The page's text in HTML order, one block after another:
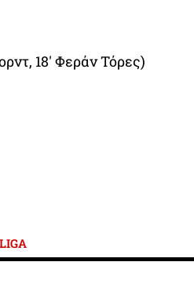
18′ Φεράν Τόρες)